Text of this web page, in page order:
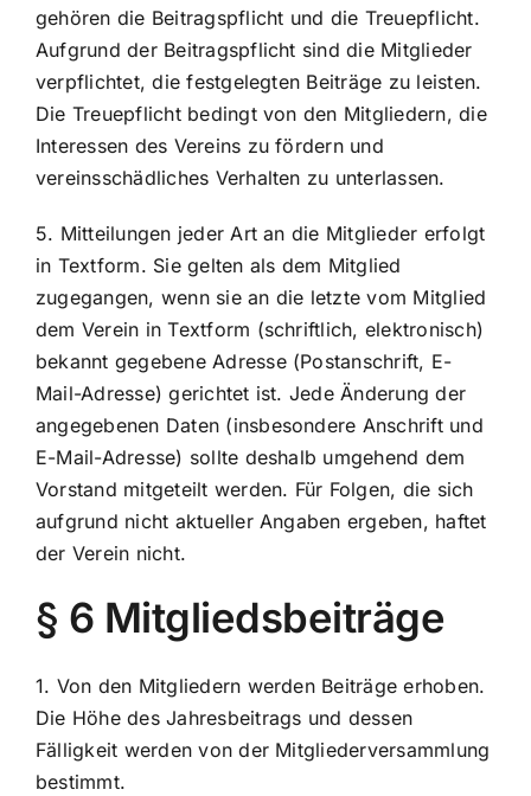
gehören die Beitragspflicht und die Treuepflicht.
Aufgrund der Beitragspflicht sind die Mitglieder
verpflichtet, die festgelegten Beiträge zu leisten.
Die Treuepflicht bedingt von den Mitgliedern, die
Interessen des Vereins zu fördern und
vereinsschädliches Verhalten zu unterlassen.
5. Mitteilungen jeder Art an die Mitglieder erfolgt
in Textform. Sie gelten als dem Mitglied
zugegangen, wenn sie an die letzte vom Mitglied
dem Verein in Textform (schriftlich, elektronisch)
bekannt gegebene Adresse (Postanschrift, E-
Mail-Adresse) gerichtet ist. Jede Änderung der
angegebenen Daten (insbesondere Anschrift und
E-Mail-Adresse) sollte deshalb umgehend dem
Vorstand mitgeteilt werden. Für Folgen, die sich
aufgrund nicht aktueller Angaben ergeben, haftet
der Verein nicht.
§ 6 Mitgliedsbeiträge
1. Von den Mitgliedern werden Beiträge erhoben.
Die Höhe des Jahresbeitrags und dessen
Fälligkeit werden von der Mitgliederversammlung
bestimmt.